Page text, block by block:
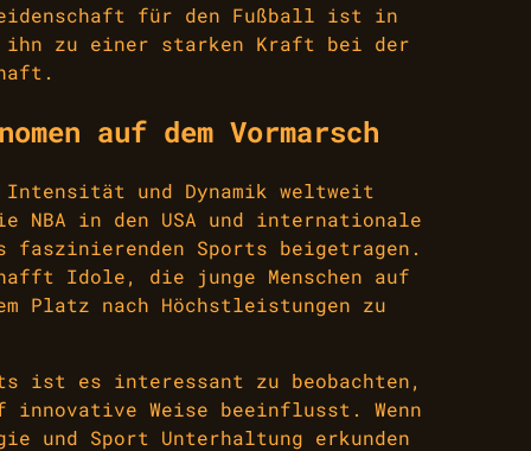
für den Fußball ist in
ihn zu einer starken Kraft bei der
auf dem Vormarsch
und Dynamik weltweit
NBA in den USA und internationale
faszinierenden Sports beigetragen.
Idole, die junge Menschen auf
Platz nach Höchstleistungen zu
ist es interessant zu beobachten,
innovative Weise beeinflusst. Wenn
und Sport Unterhaltung erkunden